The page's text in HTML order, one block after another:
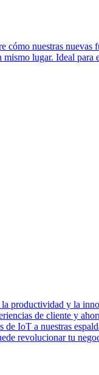
nuestras nuevas
lugar. Ideal para
productividad y la
de cliente y
IoT a nuestras
revolucionar tu